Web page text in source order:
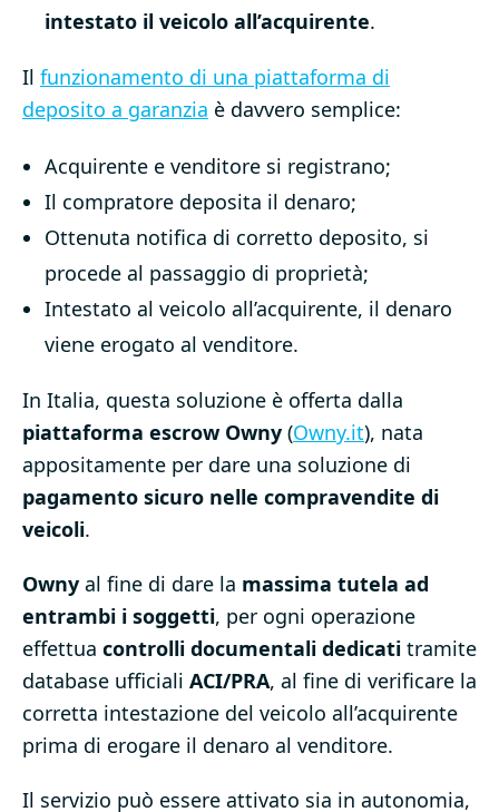
intestato il veicolo all’acquirente.
Il funzionamento di una piattaforma di
deposito a garanzia è davvero semplice:
Acquirente e venditore si registrano;
Il compratore deposita il denaro;
Ottenuta notifica di corretto deposito, si
procede al passaggio di proprietà;
Intestato al veicolo all’acquirente, il denaro
viene erogato al venditore.
In Italia, questa soluzione è offerta dalla
piattaforma escrow Owny (Owny.it), nata
appositamente per dare una soluzione di
pagamento sicuro nelle compravendite di
veicoli.
Owny al fine di dare la massima tutela ad
entrambi i soggetti, per ogni operazione
effettua controlli documentali dedicati tramite
database ufficiali ACI/PRA, al fine di verificare la
corretta intestazione del veicolo all’acquirente
prima di erogare il denaro al venditore.
Il servizio può essere attivato sia in autonomia,